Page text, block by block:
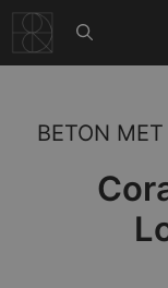
naar
de
BETON